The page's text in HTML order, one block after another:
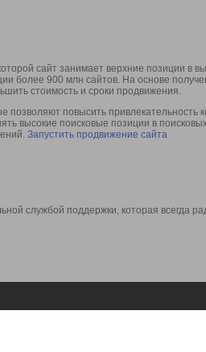
сайт занимает верхние позиции
более 900 млн сайтов. На основе
стоимость и сроки продвижения.
повысить привлекательность
высокие поисковые позиции в
Запустить продвижение сайта
службой поддержки, которая всегда